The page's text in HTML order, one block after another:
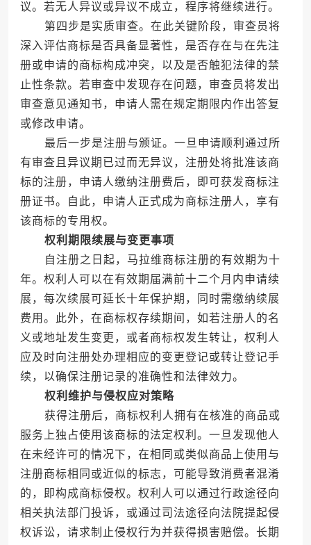
议。若无人异议或异议不成立，程序将继续进行。
第四步是实质审查。在此关键阶段，审查员将
深入评估商标是否具备显著性，是否存在与在先注
册或申请的商标构成冲突，以及是否触犯法律的禁
止性条款。若审查中发现存在问题，审查员将发出
审查意见通知书，申请人需在规定期限内作出答复
或修改申请。
最后一步是注册与颁证。一旦申请顺利通过所
有审查且异议期已过而无异议，注册处将批准该商
标的注册，申请人缴纳注册费后，即可获发商标注
册证书。自此，申请人正式成为商标注册人，享有
该商标的专用权。
权利期限续展与变更事项
自注册之日起，马拉维商标注册的有效期为十
年。权利人可以在有效期届满前十二个月内申请续
展，每次续展可延长十年保护期，同时需缴纳续展
费用。此外，在商标权存续期间，如若注册人的名
义或地址发生变更，或者商标权发生转让，权利人
应及时向注册处办理相应的变更登记或转让登记手
续，以确保注册记录的准确性和法律效力。
权利维护与侵权应对策略
获得注册后，商标权利人拥有在核准的商品或
服务上独占使用该商标的法定权利。一旦发现他人
在未经许可的情况下，在相同或类似商品上使用与
注册商标相同或近似的标志，可能导致消费者混淆
的，即构成商标侵权。权利人可以通过行政途径向
相关执法部门投诉，或通过司法途径向法院提起侵
权诉讼，请求制止侵权行为并获得损害赔偿。长期